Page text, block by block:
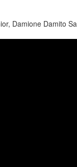
Damione Damito